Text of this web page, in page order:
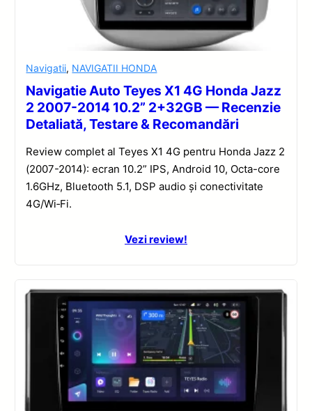
Navigatii, NAVIGATII HONDA
Navigatie Auto Teyes X1 4G Honda Jazz
2 2007-2014 10.2” 2+32GB — Recenzie
Detaliată, Testare & Recomandări
Review complet al Teyes X1 4G pentru Honda Jazz 2
(2007-2014): ecran 10.2” IPS, Android 10, Octa-core
1.6GHz, Bluetooth 5.1, DSP audio și conectivitate
4G/Wi‑Fi.
Vezi review!